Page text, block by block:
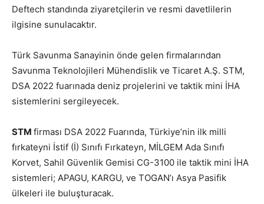
Deftech standında ziyaretçilerin ve resmi davetlilerin
ilgisine sunulacaktır.
Türk Savunma Sanayinin önde gelen firmalarından
Savunma Teknolojileri Mühendislik ve Ticaret A.Ş. STM,
DSA 2022 fuarınada deniz projelerini ve taktik mini İHA
sistemlerini sergileyecek.
STM firması DSA 2022 Fuarında, Türkiye’nin ilk milli
fırkateyni İstif (İ) Sınıfı Fırkateyn, MİLGEM Ada Sınıfı
Korvet, Sahil Güvenlik Gemisi CG-3100 ile taktik mini İHA
sistemleri; APAGU, KARGU, ve TOGAN’ı Asya Pasifik
ülkeleri ile buluşturacak.